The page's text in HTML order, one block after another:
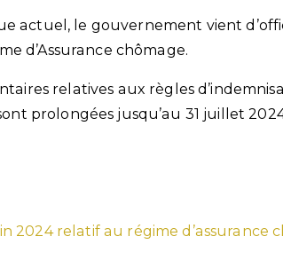
actuel, le gouvernement vient
d’Assurance chômage.
relatives aux règles
prolongées jusqu’au 31 juillet
2024 relatif au régime d’assurance